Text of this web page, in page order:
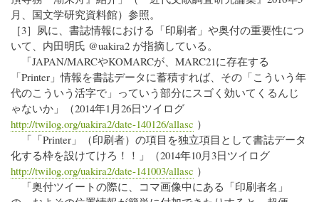
月、国文学研究資料館）参照。
［3］夙に、書誌情報における「印刷者」や奥付の重要性につ
いて、内田明氏 @uakira2 が指摘している。
「JAPAN/MARCやKOMARCが、MARC21に存在する
「Printer」情報を書誌データに蓄積すれば、その「こういう年
代のこういう活字で」っていう部分にスゴく効いてくるんじ
ゃないか」（2014年1月26日ツイログ
http://twilog.org/uakira2/date-140126/allasc ）
「「Printer」（印刷者）の項目を独立項目として書誌データ
化する枠を設けてけろ！！」（2014年10月3日ツイログ
http://twilog.org/uakira2/date-141003/allasc ）
「奥付ツイートの際に、コマ画像中にある「印刷者名」